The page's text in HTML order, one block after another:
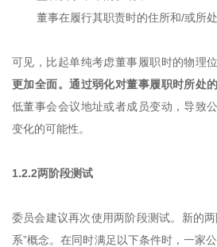
董事在履行其职责时的住所和/或所处
可见，比起单纯考虑董事履职时的物理
更加全面。通过弱化对董事履职时所处
低董事会会议地址或者成员变动，导致
变化的可能性。
1.2.2两阶段测试
委员会建议再次使用两阶段测试。新的
系”概念。在同时满足以下条件时，一家